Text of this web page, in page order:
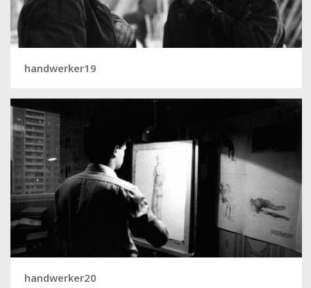
handwerker19
handwerker20